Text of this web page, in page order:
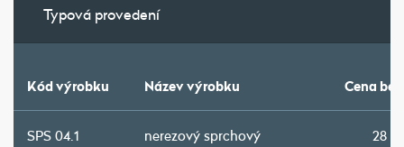
Typová provedení
Kód výrobku Název výrobku Cena
SPS 04.1
nerezový sprchový
28